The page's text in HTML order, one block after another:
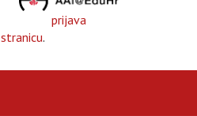
prijava
.